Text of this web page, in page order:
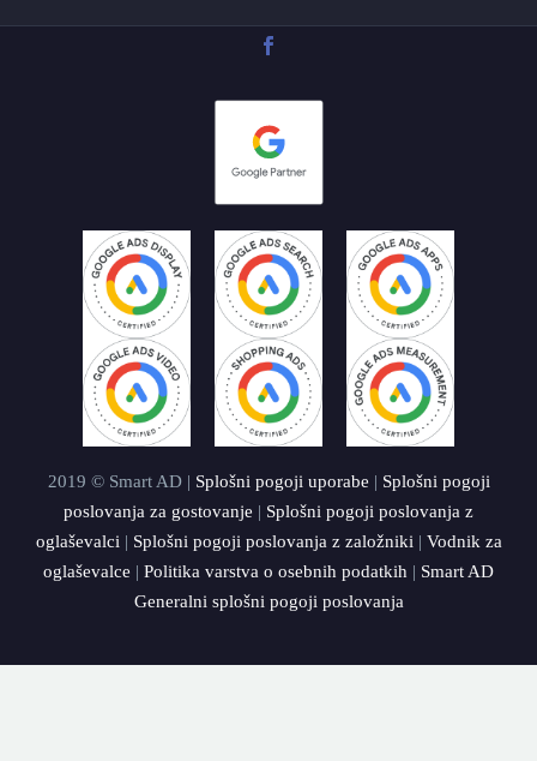
2019 © Smart AD | Splošni pogoji uporabe | Splošni pogoji
poslovanja za gostovanje | Splošni pogoji poslovanja z
oglaševalci | Splošni pogoji poslovanja z založniki | Vodnik za
oglaševalce | Politika varstva o osebnih podatkih | Smart AD
Generalni splošni pogoji poslovanja